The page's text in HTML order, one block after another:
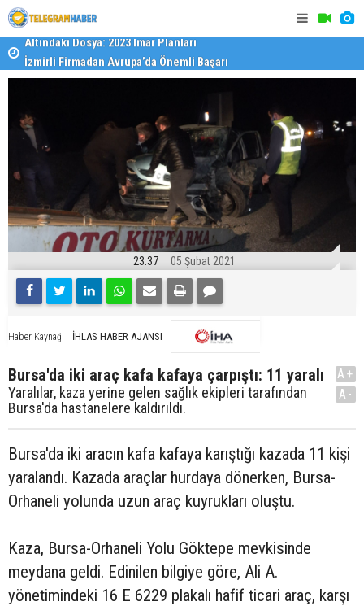
İzmirli Firmadan Avrupa’da Önemli Başarı
Devlet
23:37 05 Şubat 2021
Haber Kaynağı İHLAS HABER AJANSI
Bursa'da iki araç kafa kafaya çarpıştı: 11 yaralı
Yaralılar, kaza yerine gelen sağlık ekipleri tarafından
Bursa'da hastanelere kaldırıldı.
A+
A-
Bursa'da iki aracın kafa kafaya karıştığı kazada 11 kişi
yaralandı. Kazada araçlar hurdaya dönerken, Bursa-
Orhaneli yolunda uzun araç kuyrukları oluştu.
Kaza, Bursa-Orhaneli Yolu Göktepe mevkisinde
meydana geldi. Edinilen bilgiye göre, Ali A.
yönetimindeki 16 E 6229 plakalı hafif ticari araç, karşı